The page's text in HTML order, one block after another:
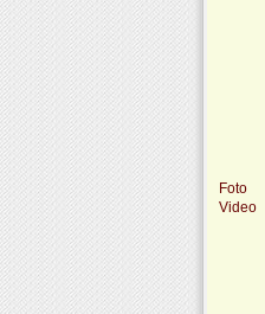
Foto
Video